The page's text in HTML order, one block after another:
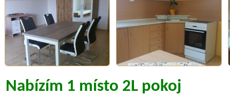
Nabízím 1 místo 2L pokoj